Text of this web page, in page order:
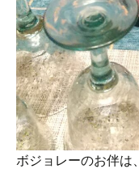
ボジョレーのお伴は、